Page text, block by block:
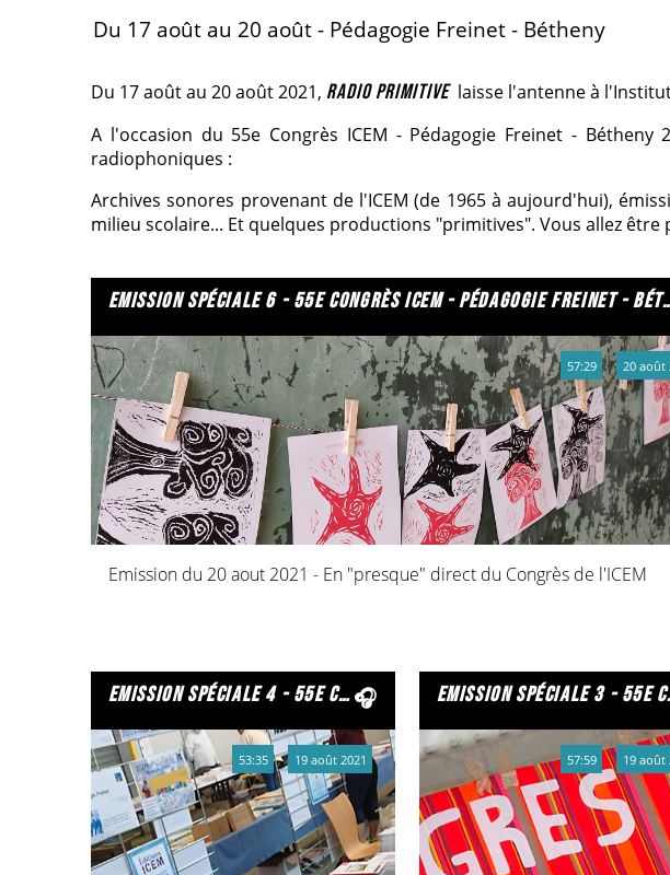
Du 17 août au 20 août - Pédagogie Freinet - Bétheny
Du 17 août au 20 août 2021,RADIO PRIMITIVElaisse l'antenne à
A l'occasion du 55e Congrès ICEM - Pédagogie Freinet -
radiophoniques :
Archives sonores provenant de l'ICEM (de 1965 à aujourd'hui),
milieu scolaire... Et quelques productions "primitives". Vous allez
emission spéciale 6 - 55e congrès icem - pédagogie freinet - bétheny 2021
Emission du 20 aout 2021 - En "presque" direct du Congrès de l'ICEM
57:29 20 août
emission spéciale 4 - 55e congrès icem - pédagogie freinet - bétheny 2021
53:35 19 août 2021
emission spéciale 3 - 55e congrès icem - pédagogie freinet - bétheny 2021
57:59 19 août